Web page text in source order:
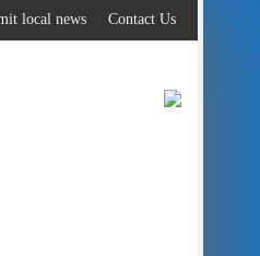
to
content
Contact Us
local news